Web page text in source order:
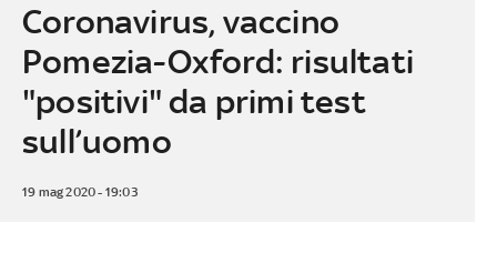
Coronavirus, vaccino
Pomezia-Oxford: risultati
"positivi" da primi test
sull’uomo
19 mag 2020 - 19:03